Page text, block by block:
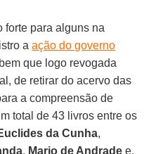
forte para alguns na
aação do governo
que logo revogada
de retirar do acervo das
a compreensão de
total de 43 livros entre os
da Cunha,
, Mario de Andrade e,